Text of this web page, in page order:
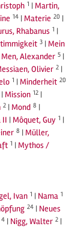
1 | Martin,
14 | Materie 20 |
Rhabanus 1 |
3 | Mein
Men, Alexander 5 |
Olivier 2 |
1 | Minderheit 20
| Mission 12 |
2 | Mond 8 |
II | Môquet, Guy 1 |
8 | Müller,
1 | Mythos /
Ivan 1 | Nama 1
24 | Neues
4 | Nigg, Walter 2 |